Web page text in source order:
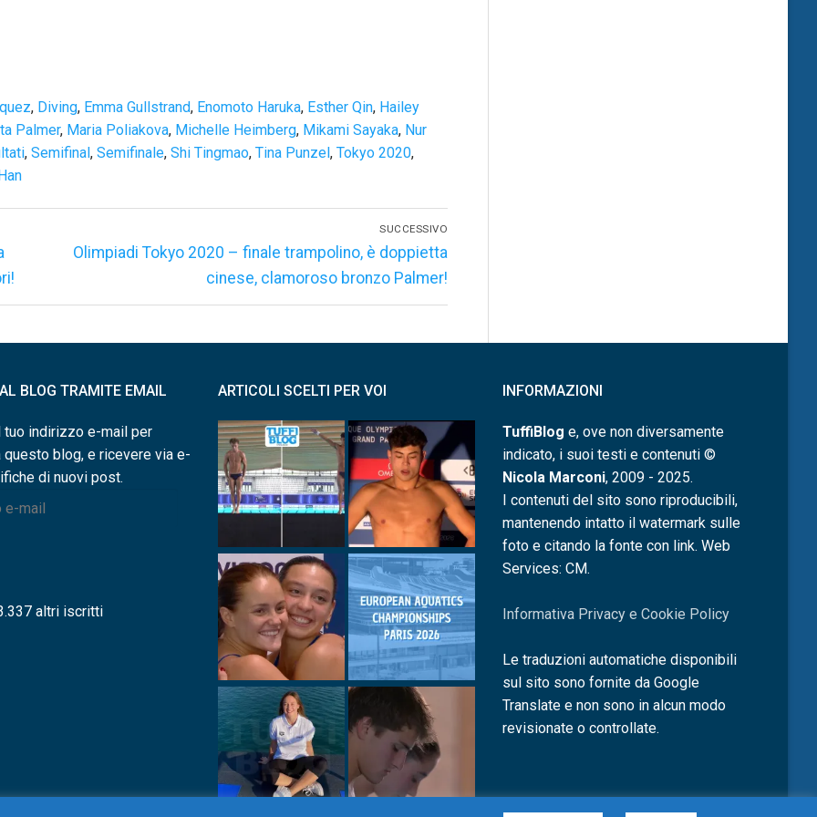
, Diving, Emma Gullstrand, Enomoto Haruka, Esther Qin, Hailey
Palmer, Maria Poliakova, Michelle Heimberg, Mikami Sayaka, Nur
, Semifinal, Semifinale, Shi Tingmao, Tina Punzel, Tokyo 2020,
SUCCESSIVO
Articolo
Olimpiadi Tokyo 2020 – finale trampolino, è doppietta
cinese, clamoroso bronzo Palmer!
BLOG TRAMITE EMAIL
tuo indirizzo e-mail per
blog, e ricevere via e-
di nuovi post.
altri iscritti
ARTICOLI SCELTI PER VOI INFORMAZIONI
TuffiBlog e, ove non diversamente
indicato, i suoi testi e contenuti ©
Nicola Marconi, 2009 - 2025.
I contenuti del sito sono riproducibili,
mantenendo intatto il watermark sulle
foto e citando la fonte con link. Web
Services: CM.
Informativa Privacy e Cookie Policy
Le traduzioni automatiche disponibili
sul sito sono fornite da Google
Translate e non sono in alcun modo
revisionate o controllate.